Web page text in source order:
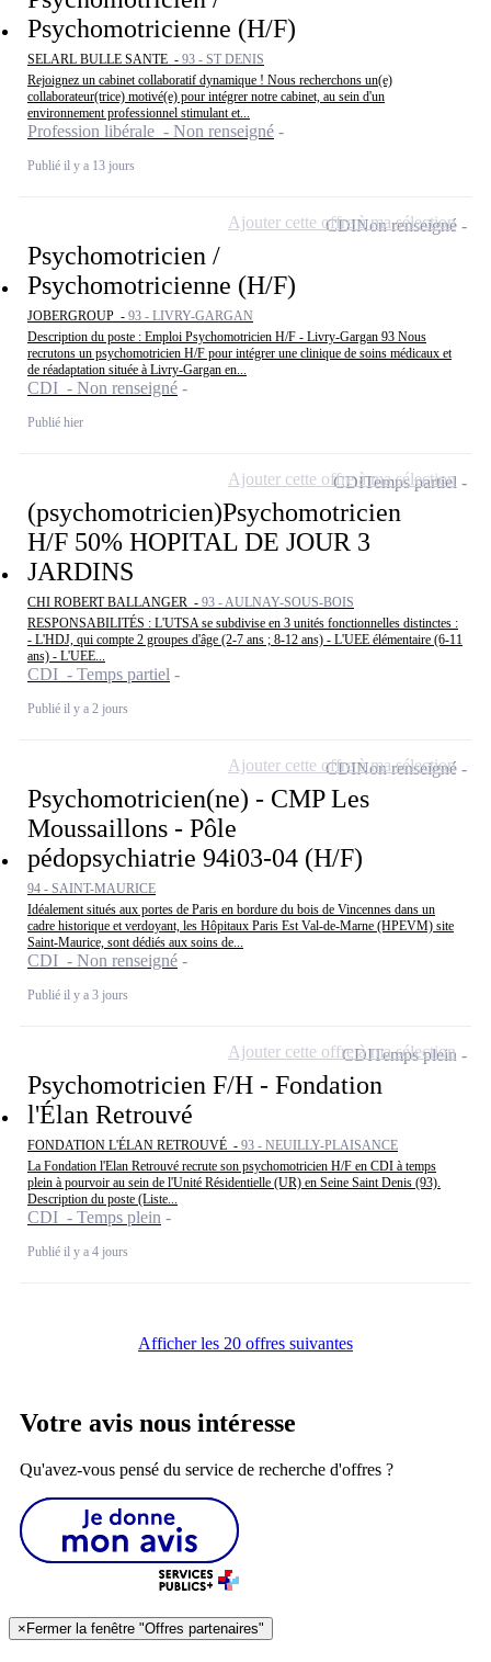
Psychomotricienne (H/F)
SELARL BULLE SANTE - 93 - ST DENIS
Rejoignez un cabinet collaboratif dynamique ! Nous recherchons un(e)
collaborateur(trice) motivé(e) pour intégrer notre cabinet, au sein d'un
environnement professionnel stimulant et...
Profession libérale - Non renseigné
Publié il y a 13 jours
Psychomotricien /
Psychomotricienne (H/F)
JOBERGROUP - 93 - LIVRY-GARGAN
Description du poste : Emploi Psychomotricien H/F - Livry-Gargan 93 Nous
recrutons un psychomotricien H/F pour intégrer une clinique de soins médicaux et
de réadaptation située à Livry-Gargan en...
CDI - Non renseigné
Publié hier
CDINon renseigné
Ajouter cette offre à ma sélection
(psychomotricien)Psychomotricien
H/F 50% HOPITAL DE JOUR 3
JARDINS
CHI ROBERT BALLANGER - 93 - AULNAY-SOUS-BOIS
RESPONSABILITÉS : L'UTSA se subdivise en 3 unités fonctionnelles distinctes :
- L'HDJ, qui compte 2 groupes d'âge (2-7 ans ; 8-12 ans) - L'UEE élémentaire (6-11
ans) - L'UEE...
CDI - Temps partiel
Publié il y a 2 jours
CDITemps partiel
Ajouter cette offre à ma sélection
Psychomotricien(ne) - CMP Les
Moussaillons - Pôle
pédopsychiatrie 94i03-04 (H/F)
94 - SAINT-MAURICE
Idéalement situés aux portes de Paris en bordure du bois de Vincennes dans un
cadre historique et verdoyant, les Hôpitaux Paris Est Val-de-Marne (HPEVM) site
Saint-Maurice, sont dédiés aux soins de...
CDI - Non renseigné
Publié il y a 3 jours
CDINon renseigné
Ajouter cette offre à ma sélection
Psychomotricien F/H - Fondation
l'Élan Retrouvé
FONDATION L'ÉLAN RETROUVÉ - 93 - NEUILLY-PLAISANCE
La Fondation l'Elan Retrouvé recrute son psychomotricien H/F en CDI à temps
plein à pourvoir au sein de l'Unité Résidentielle (UR) en Seine Saint Denis (93).
Description du poste (Liste...
CDI - Temps plein
Publié il y a 4 jours
CDITemps plein
Ajouter cette offre à ma sélection
Afficher les 20 offres suivantes
Votre avis nous intéresse
Qu'avez-vous pensé du service de recherche d'offres ?
×Fermer la fenêtre "Offres partenaires"